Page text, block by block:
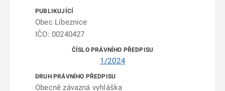
Obec Líbeznice
IČO: 00240427
1/2024
Obecně závazná vyhláška